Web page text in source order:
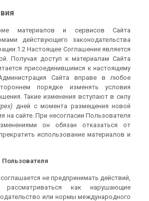
материалов и сервисов Сайта
действующего законодательства
Настоящее Соглашение является
Получая доступ к материалам Сайта
присоединившимся к настоящему
Сайта вправе в любое
порядке изменять условия
Такие изменения вступают в силу
дней с момента размещения новой
на сайте. При несогласии Пользователя
он обязан отказаться от
использование материалов и
Пользователя
не предпринимать действий,
как нарушающие
или нормы международного